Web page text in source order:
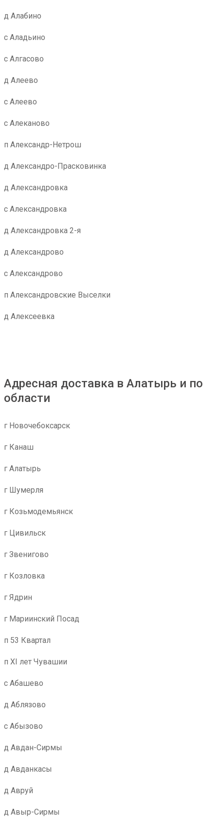
д Алабино
с Аладьино
с Алгасово
д Алеево
с Алеево
с Алеканово
п Александр-Нетрош
д Александро-Прасковинка
д Александровка
с Александровка
д Александровка 2-я
д Александрово
с Александрово
п Александровские Выселки
д Алексеевка
Адресная доставка в Алатырь и по
области
г Новочебоксарск
г Канаш
г Алатырь
г Шумерля
г Козьмодемьянск
г Цивильск
г Звенигово
г Козловка
г Ядрин
г Мариинский Посад
п 53 Квартал
п XI лет Чувашии
с Абашево
д Аблязово
с Абызово
д Авдан-Сирмы
д Авданкасы
д Авруй
д Авыр-Сирмы